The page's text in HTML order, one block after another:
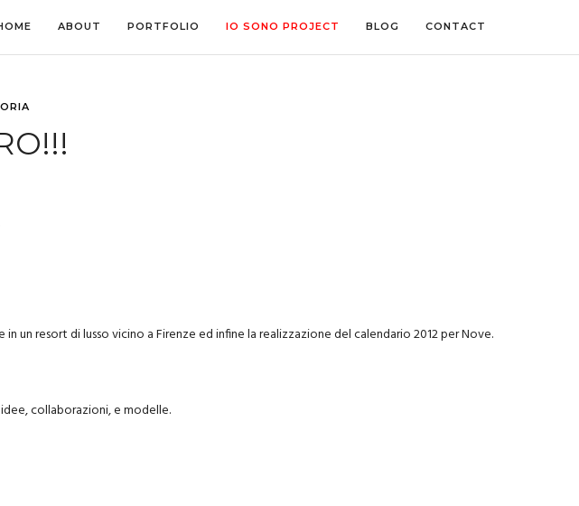
ABOUT PORTFOLIO IO SONO PROJECT BLOG CONTACT
un resort di lusso vicino a Firenze ed infine la realizzazione del calendario 2012 per Nove.
collaborazioni, e modelle.